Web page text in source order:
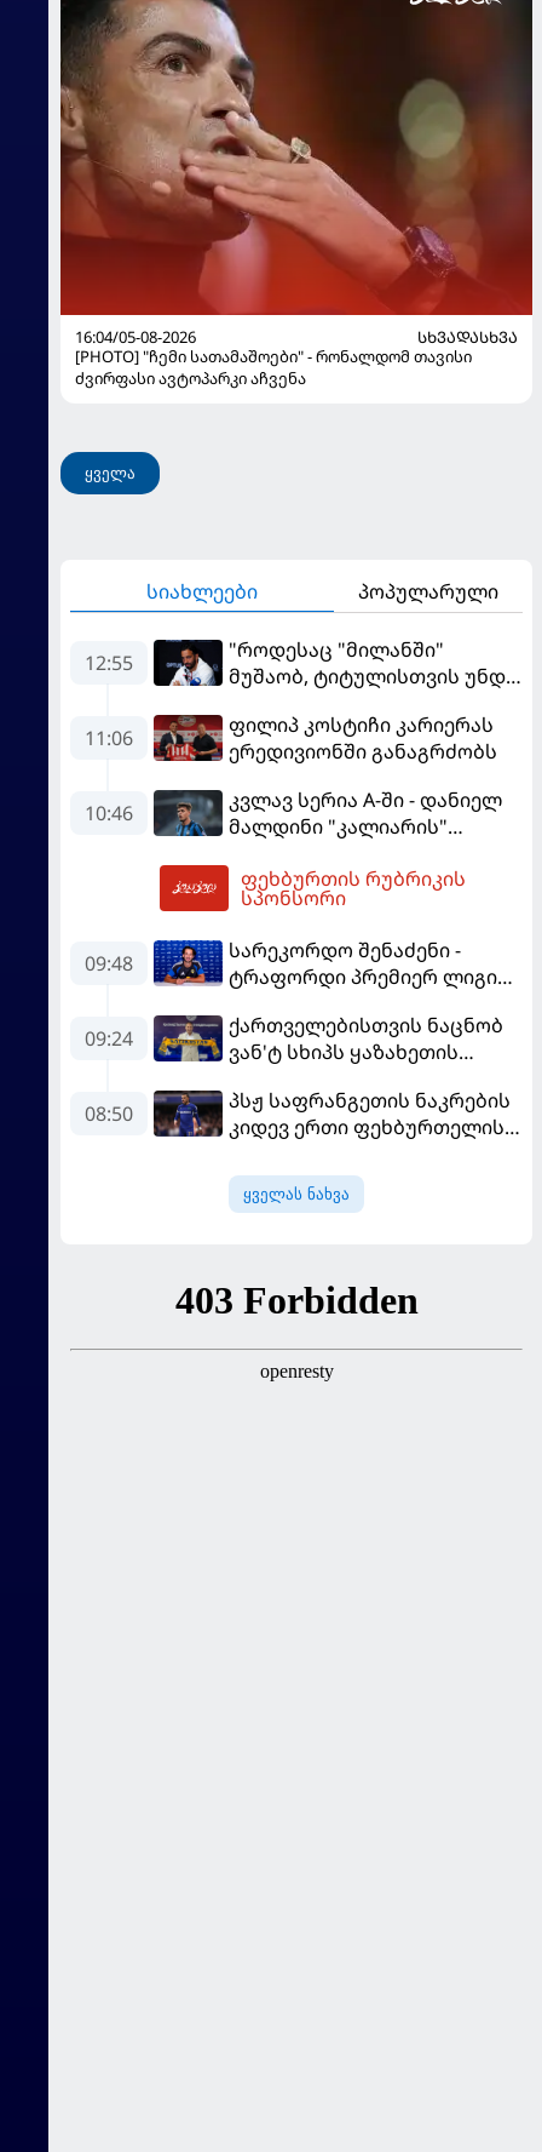
16:04/05-08-2026
ᲡᲮᲕᲐᲓᲐᲡᲮᲕᲐ
[PHOTO] "ჩემი სათამაშოები" - რონალდომ თავისი
ძვირფასი ავტოპარკი აჩვენა
ყველა
სიახლეები პოპულარული
12:55
"როდესაც "მილანში"
მუშაობ, ტიტულისთვის უნდა
"როსონერის" ფანები
დააიმედა
11:06
ფილიპ კოსტიჩი კარიერას
ერედივიონში განაგრძობს
10:46
კვლავ სერია A-ში - დანიელ
მალდინი "კალიარის"
ფეხბურთის რუბრიკის
სპონსორი
09:48
სარეკორდო შენაძენი -
ტრაფორდი პრემიერ ლიგის
09:24
ქართველებისთვის ნაცნობ
ვან'ტ სხიპს ყაზახეთის
08:50
პსჟ საფრანგეთის ნაკრების
კიდევ ერთი ფეხბურთელის
ყველას ნახვა